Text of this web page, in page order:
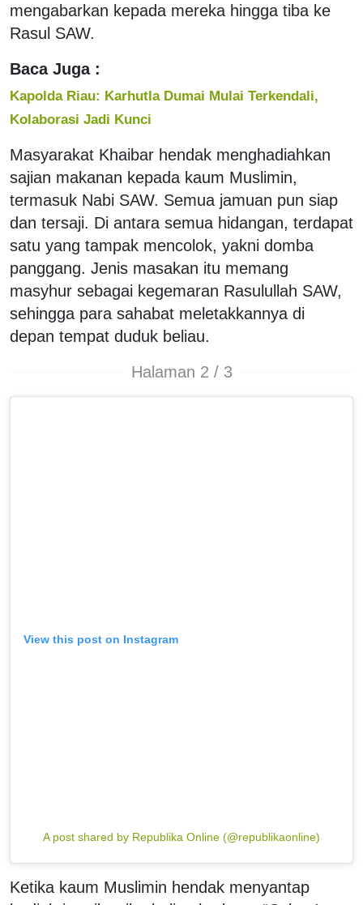
mengabarkan kepada mereka hingga tiba ke
Rasul SAW.
Baca Juga :
Kapolda Riau: Karhutla Dumai Mulai Terkendali,
Kolaborasi Jadi Kunci
Masyarakat Khaibar hendak menghadiahkan
sajian makanan kepada kaum Muslimin,
termasuk Nabi SAW. Semua jamuan pun siap
dan tersaji. Di antara semua hidangan, terdapat
satu yang tampak mencolok, yakni domba
panggang. Jenis masakan itu memang
masyhur sebagai kegemaran Rasulullah SAW,
sehingga para sahabat meletakkannya di
depan tempat duduk beliau.
Halaman 2 / 3
View this post on Instagram
A post shared by Republika Online (@republikaonline)
Ketika kaum Muslimin hendak menyantap